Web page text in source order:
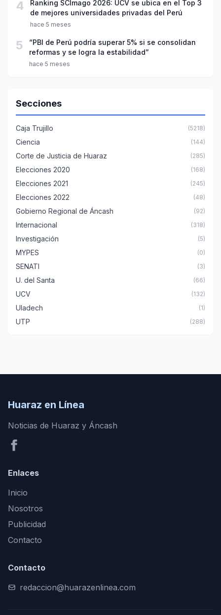
4
Ranking SCImago 2026: UCV se ubica en el Top 3
de mejores universidades privadas del Perú
hace 5 meses
5
“PBI de Perú podría superar 5% si se consolidan
reformas y se logra la estabilidad”
hace 5 meses
Secciones
Caja Trujillo (5218)
Ciencia (144)
Corte de Justicia de Huaraz (285)
Elecciones 2020 (168)
Elecciones 2021 (245)
Elecciones 2022 (48)
Gobierno Regional de Áncash (92)
Internacional (318)
Investigación (5)
MYPES (0)
SENATI (3)
U. del Santa (66)
UCV (132)
Uladech (1)
UTP (288)
Huaraz en Línea
Noticias de Huaraz y Áncash
Enlaces
Inicio
Nosotros
Publicidad
Contacto
Contacto
redaccion@huarazenlinea.com